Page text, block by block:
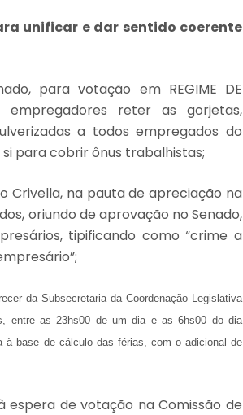
unificar e dar sentido coerente
para votação em REGIME DE
empregadores reter as gorjetas,
a todos empregados do
para cobrir ônus trabalhistas;
Crivella, na pauta de apreciação na
oriundo de aprovação no Senado,
tipificando como “crime a
da Subsecretaria da Coordenação Legislativa
entre as 23hs00 de um dia e as 6hs00 do dia
à base de cálculo das férias, com o adicional de
espera de votação na Comissão de